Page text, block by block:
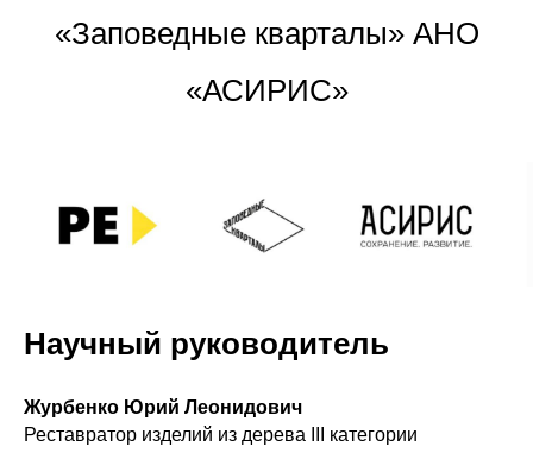
«Заповедные кварталы» АНО
«АСИРИС»
Научный руководитель
Журбенко Юрий Леонидович
Реставратор изделий из дерева III категории